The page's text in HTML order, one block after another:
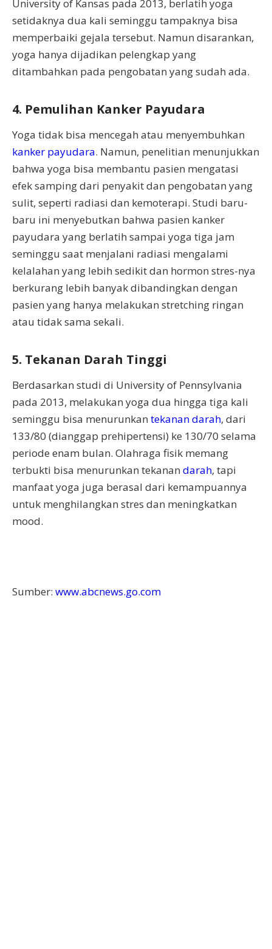
University of Kansas pada 2013, berlatih yoga
setidaknya dua kali seminggu tampaknya bisa
memperbaiki gejala tersebut. Namun disarankan,
yoga hanya dijadikan pelengkap yang
ditambahkan pada pengobatan yang sudah ada.
4. Pemulihan Kanker Payudara
Yoga tidak bisa mencegah atau menyembuhkan
kanker payudara. Namun, penelitian menunjukkan
bahwa yoga bisa membantu pasien mengatasi
efek samping dari penyakit dan pengobatan yang
sulit, seperti radiasi dan kemoterapi. Studi baru-
baru ini menyebutkan bahwa pasien kanker
payudara yang berlatih sampai yoga tiga jam
seminggu saat menjalani radiasi mengalami
kelalahan yang lebih sedikit dan hormon stres-nya
berkurang lebih banyak dibandingkan dengan
pasien yang hanya melakukan stretching ringan
atau tidak sama sekali.
5. Tekanan Darah Tinggi
Berdasarkan studi di University of Pennsylvania
pada 2013, melakukan yoga dua hingga tiga kali
seminggu bisa menurunkan tekanan darah, dari
133/80 (dianggap prehipertensi) ke 130/70 selama
periode enam bulan. Olahraga fisik memang
terbukti bisa menurunkan tekanan darah, tapi
manfaat yoga juga berasal dari kemampuannya
untuk menghilangkan stres dan meningkatkan
mood.
Sumber: www.abcnews.go.com